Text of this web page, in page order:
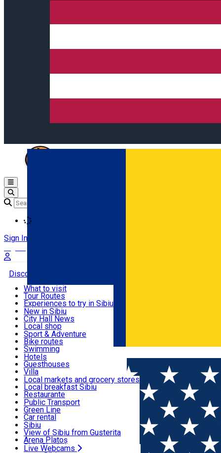
Română
Open main menu
Sign In
Discover
Useful info
Activities & Adventure
Accommodation
Food, Drinks & Nightlife
Transport & Parking
Live Webcams
What to visit
Tour Routes
Experiences to try in Sibiu
Podcast
Culture
Museums
Churches
Parks, Zoo
County of Sibiu
New in Sibiu
City Hall News
Local shop
Sibiu artisans
Sibiul Verde
Public services
Education
How do I get to Sibiu
Tourist Info
Tour Guides
Guided tours
Publicații locale
Beauty salons
Sport & Adventure
Bike routes
Swimming
Riding
Indoor activities
Loc de joacă indoor
Loc de joacă outdoor
Ski
Ice skating
Yoga
Hotels
Guesthouses
Villa
Hostels
Motel
Camping
Renting rooms
Rooms for rent
Accommodation outside Sibiu
Local markets and grocery stores
Local breakfast Sibiu
Restaurante
Pizza
Fast Food
Coffee
Sweets
Pub, Bar
Night clubs
Bakeries
Public Transport
Green Line
Car rental
Rent a bike
Scooter rentals
Taxi
Ride Sharing
Sibiu
View of Sibiu from Gusterita
Arena Platoș
Live Webcams